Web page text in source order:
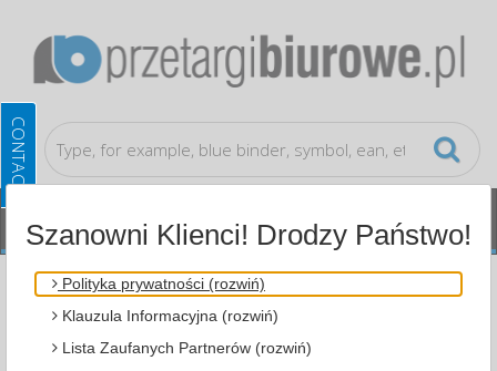
Cleaning and janitorial supplies and dispensers
Paper Towels and Dispensers
ALL CATEGORIES
Szanowni Klienci! Drodzy Państwo!
Polityka prywatności (rozwiń)
Klauzula Informacyjna (rozwiń)
Lista Zaufanych Partnerów (rozwiń)